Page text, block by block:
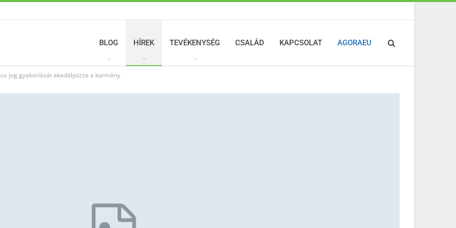
BLOG HÍREK TEVÉKENYSÉG CSALÁD KAPCSOLAT AGORAEU
jog gyakorlását akadályozza a kormány